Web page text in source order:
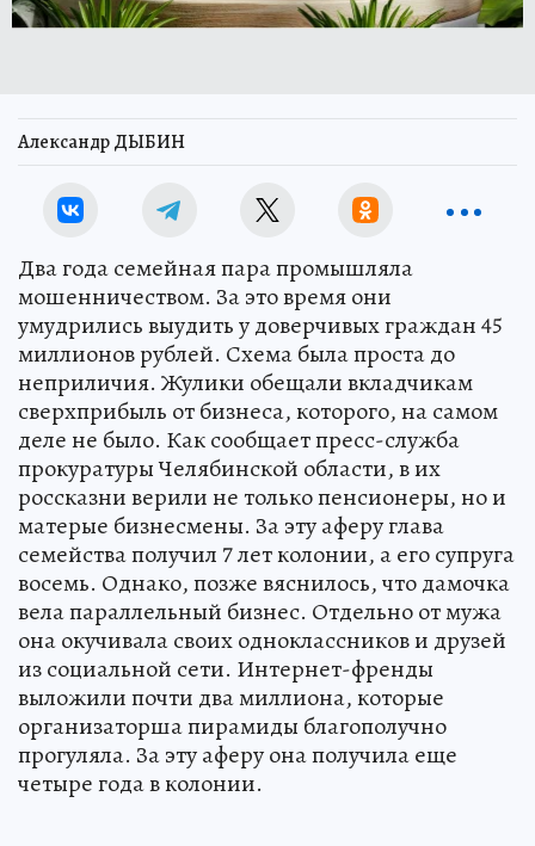
Александр ДЫБИН
Два года семейная пара промышляла
мошенничеством. За это время они
умудрились выудить у доверчивых граждан 45
миллионов рублей. Схема была проста до
неприличия. Жулики обещали вкладчикам
сверхприбыль от бизнеса, которого, на самом
деле не было. Как сообщает пресс-служба
прокуратуры Челябинской области, в их
россказни верили не только пенсионеры, но и
матерые бизнесмены. За эту аферу глава
семейства получил 7 лет колонии, а его супруга
восемь. Однако, позже вяснилось, что дамочка
вела параллельный бизнес. Отдельно от мужа
она окучивала своих одноклассников и друзей
из социальной сети. Интернет-френды
выложили почти два миллиона, которые
организаторша пирамиды благополучно
прогуляла. За эту аферу она получила еще
четыре года в колонии.